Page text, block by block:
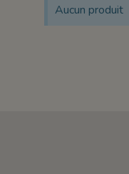
Aucun produit